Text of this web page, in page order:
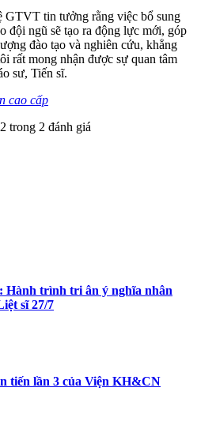
GTVT tin tưởng rằng việc bổ sung
đội ngũ sẽ tạo ra động lực mới, góp
đào tạo và nghiên cứu, khẳng
rất mong nhận được sự quan tâm
sư, Tiến sĩ.
cao cấp
trong 2 đánh giá
trình tri ân ý nghĩa nhân
sĩ 27/7
tiến lần 3 của Viện KH&CN